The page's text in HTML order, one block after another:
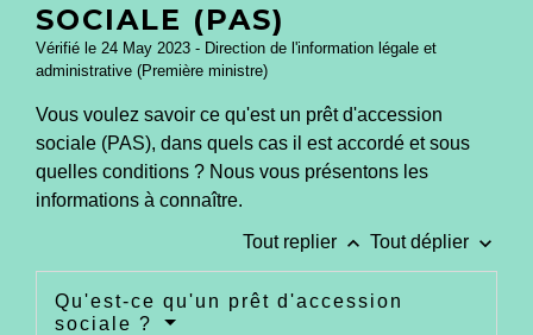
SOCIALE (PAS)
Vérifié le 24 May 2023 - Direction de l'information légale et
administrative (Première ministre)
Vous voulez savoir ce qu'est un prêt d'accession
sociale (PAS), dans quels cas il est accordé et sous
quelles conditions ? Nous vous présentons les
informations à connaître.
Tout replier keyboard_arrow_up Tout déplier keyboard_arrow_down
Qu'est-ce qu'un prêt d'accession
sociale ?